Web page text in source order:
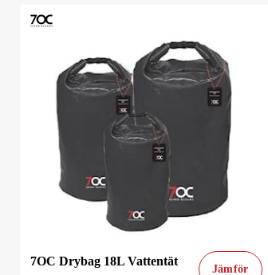
7OC Drybag 18L Vattentät
Jämför